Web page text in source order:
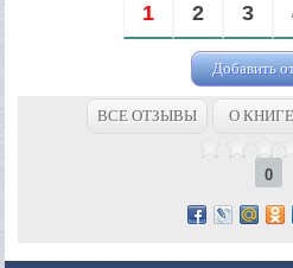
1 2 3
Добавить
ВСЕ ОТЗЫВЫ О КНИГЕ
0